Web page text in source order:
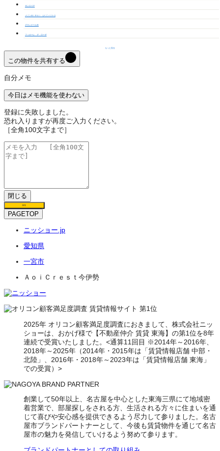
サンエイチ
メゾンＭＩＲＡＩ (メゾンミライ)
グランドールＢ
フィオーレ デ ローザ
もっと見る
この物件を共有する
自分メモ
今日はメモ機能を使わない
登録に失敗しました。
恐れ入りますが再度ご入力ください。
［全角100文字まで］
閉じる
保存
PAGETOP
ニッショー.jp
愛知県
一宮市
ＡｏｉＣｒｅｓｔ今伊勢
2025年 オリコン顧客満足度調査におきまして、株式会社ニッ
ショーは、おかげ様で【不動産仲介 賃貸 東海】の第1位を8年
連続で受賞いたしました。<通算11回目 ※2014年～2016年、
2018年～2025年（2014年・2015年は「賃貸情報店舗 中部・
北陸」、2016年・2018年～2023年は「賃貸情報店舗 東海」
での受賞）>
創業して50年以上、名古屋を中心とした東海三県にて地域密
着営業で、部屋探しをされる方、生活される方々に住まいを通
じて喜びや安心感を提供できるよう尽力して参りました。名古
屋市ブランドパートナーとして、今後も賃貸物件を通じて名古
屋市の魅力を発信していけるよう努めて参ります。